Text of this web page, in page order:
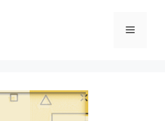
메